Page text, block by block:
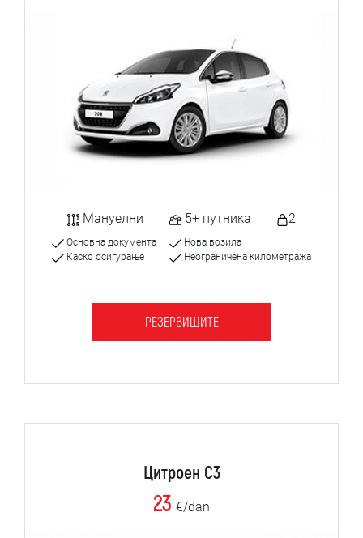
Мануелни 5+ путника 2
Основна документа
Каско осигурање
Нова возила
Неограничена километража
РЕЗЕРВИШИТЕ
Цитроен C3
23 €/dan